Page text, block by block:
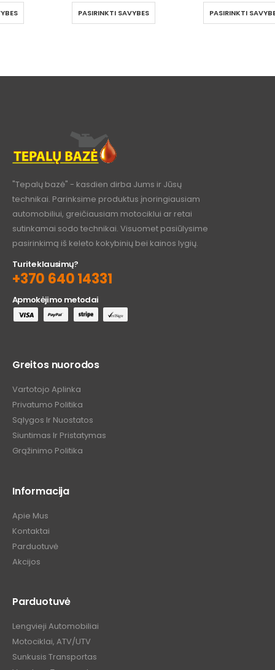
PASIRINKTI SAVYBES PASIRINKTI SAVYBES
"Tepalų bazė" - kasdien dirba Jums ir Jūsų
technikai. Parinksime produktus įnoringiausiam
automobiliui, greičiausiam motociklui ar retai
sutinkamai sodo technikai. Visuomet pasiūlysime
pasirinkimą iš keleto kokybinių bei kainos lygių.
Turite klausimų?
+370 640 14331
Apmokėjimo metodai
Greitos nuorodos
Vartotojo Aplinka
Privatumo Politika
Sąlygos Ir Nuostatos
Siuntimas Ir Pristatymas
Grąžinimo Politika
Informacija
Apie Mus
Kontaktai
Parduotuvė
Akcijos
Parduotuvė
Lengvieji Automobiliai
Motociklai, ATV/UTV
Sunkusis Transportas